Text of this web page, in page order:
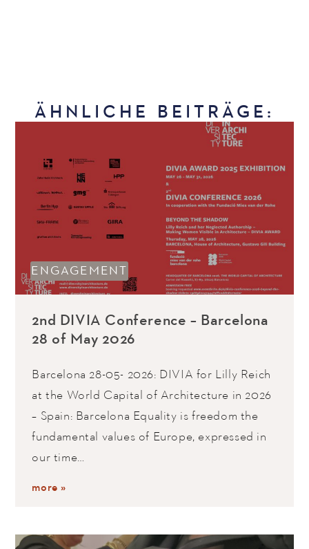
ÄHNLICHE BEITRÄGE:
ENGAGEMENT
2nd DIVIA Conference – Barcelona
28 of May 2026
Barcelona 28-05- 2026: DIVIA for Lilly Reich
at the World Capital of Architecture in 2026
– Spain: Barcelona Equality is freedom the
fundamental values of Europe, expressed in
our time…
more »